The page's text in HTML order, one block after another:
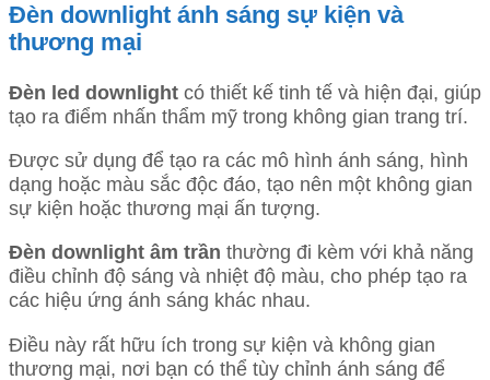
Đèn downlight ánh sáng sự kiện và
thương mại
Đèn led downlight có thiết kế tinh tế và hiện đại, giúp
tạo ra điểm nhấn thẩm mỹ trong không gian trang trí.
Được sử dụng để tạo ra các mô hình ánh sáng, hình
dạng hoặc màu sắc độc đáo, tạo nên một không gian
sự kiện hoặc thương mại ấn tượng.
Đèn downlight âm trần thường đi kèm với khả năng
điều chỉnh độ sáng và nhiệt độ màu, cho phép tạo ra
các hiệu ứng ánh sáng khác nhau.
Điều này rất hữu ích trong sự kiện và không gian
thương mại, nơi bạn có thể tùy chỉnh ánh sáng để